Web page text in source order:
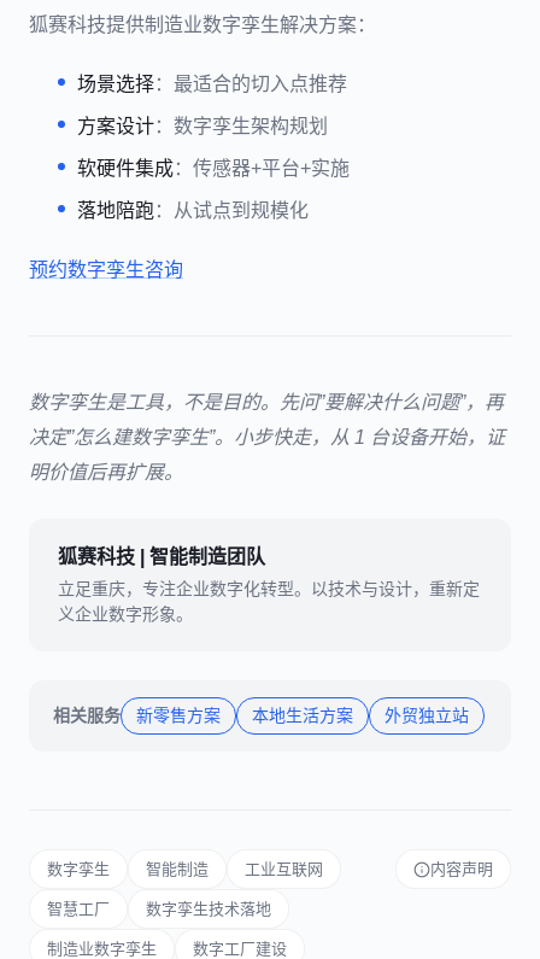
狐赛科技提供制造业数字孪生解决方案：
场景选择：最适合的切入点推荐
方案设计：数字孪生架构规划
软硬件集成：传感器+平台+实施
落地陪跑 ：从试点到规模化
预约数字孪生咨询
数字孪生是工具，不是目的。先问”要解决什么问题”，再
决定”怎么建数字孪生”。小步快走，从 1 台设备开始，证
明价值后再扩展。
狐赛科技 | 智能制造团队
立足重庆，专注企业数字化转型。以技术与设计，重新定
义企业数字形象。
相关服务 新零售方案 本地生活方案 外贸独立站
数字孪生 智能制造 工业互联网
智慧工厂 数字孪生技术落地
制造业数字孪生 数字工厂建设
内容声明